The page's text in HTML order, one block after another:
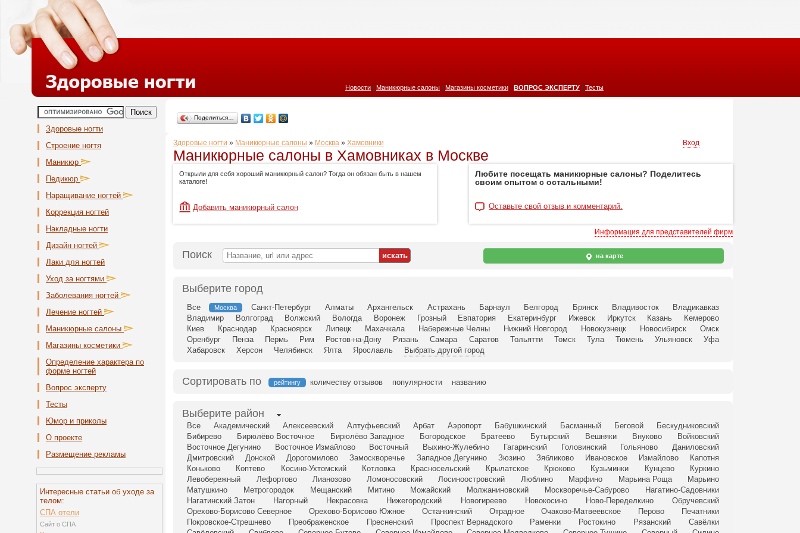
Новости Маникюрные салоны Магазины косметики ВОПРОС ЭКСПЕРТУ Тесты
Здоровые ногти
Строение ногтя
Маникюр
Педикюр
Наращивание ногтей
Коррекция ногтей
Накладные ногти
Дизайн ногтей
Лаки для ногтей
Уход за ногтями
Заболевания ногтей
Лечение ногтей
Маникюрные салоны
Магазины косметики
Определение характера по
форме ногтей
Вопрос эксперту
Тесты
Юмор и приколы
О проекте
Размещение рекламы
Интересные статьи об уходе за
телом:
СПА отели
Сайт о СПА
Поделиться…
Здоровые ногти » Маникюрные салоны » Москва » Хамовники Вход
Маникюрные салоны в Хамовниках в Москве
Открыли для себя хороший маникюрный салон? Тогда он обязан быть в нашем
каталоге!
Добавить маникюрный салон
Любите посещать маникюрные салоны? Поделитесь
своим опытом с остальными!
Оставьте свой отзыв и комментарий.
Информация для представителей фирм
Поиск на карте
Выберите город
Все Москва Санкт-Петербург Алматы Архангельск Астрахань Барнаул Белгород Брянск Владивосток
Владикавказ
Владимир
Волгоград Волжский Вологда Воронеж Грозный Евпатория Екатеринбург Ижевск Иркутск Казань
Кемерово
Киев
Краснодар Красноярск Липецк Махачкала Набережные Челны Нижний Новгород Новокузнецк Новосибирск
Омск
Оренбург
Пенза Пермь Рим Ростов-на-Дону Рязань Самара Саратов Тольятти Томск Тула Тюмень Ульяновск
Уфа
Хабаровск
Херсон Челябинск Ялта Ярославль Выбрать другой город
Сортировать по рейтингу количеству отзывов популярности названию
Выберите район
Все Академический Алексеевский Алтуфьевский Арбат Аэропорт Бабушкинский Басманный Беговой
Бескудниковский
Бибирево
Бирюлёво Восточное Бирюлёво Западное Богородское Братеево Бутырский Вешняки Внуково
Войковский
Восточное Дегунино
Восточное Измайлово Восточный Выхино-Жулебино Гагаринский Головинский Гольяново
Даниловский
Дмитровский
Донской Дорогомилово Замоскворечье Западное Дегунино Зюзино Зябликово Ивановское Измайлово
Капотня
Коньково
Коптево Косино-Ухтомский Котловка Красносельский Крылатское Крюково Кузьминки Кунцево
Куркино
Левобережный
Лефортово Лианозово Ломоносовский Лосиноостровский Люблино Марфино Марьина Роща
Марьино
Матушкино
Метрогородок Мещанский Митино Можайский Молжаниновский Москворечье-Сабурово
Нагатино-Садовники
Нагатинский Затон
Нагорный Некрасовка Нижегородский Новогиреево Новокосино Ново-Переделкино
Обручевский
Орехово-Борисово Северное
Орехово-Борисово Южное Останкинский Отрадное Очаково-Матвеевское Перово
Печатники
Покровское-Стрешнево
Преображенское Пресненский Проспект Вернадского Раменки Ростокино Рязанский
Савёлки